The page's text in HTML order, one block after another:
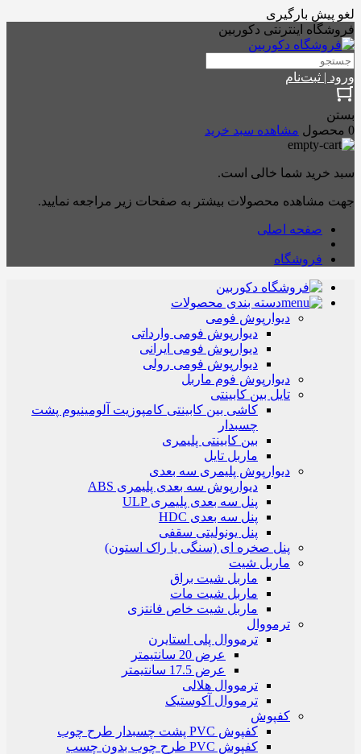
لغو پیش بارگیری
فروشگاه اینترنتی دکوربین
ورود | ثبت‌نام
بستن
0 محصول
مشاهده سبد خرید
سبد خرید شما خالی است.
جهت مشاهده محصولات بیشتر به صفحات زیر مراجعه نمایید.
صفحه اصلی
فروشگاه
دسته بندی محصولات
دیوارپوش فومی
دیوارپوش فومی وارداتی
دیوارپوش فومی ایرانی
دیوارپوش فومی رولی
دیوارپوش فوم ماربل
تایل بین کابینتی
کاشی بین کابینتی کامپوزیت آلومینیوم پشت
چسبدار
بین کابینتی پلیمری
ماربل تایل
دیوارپوش پلیمری سه بعدی
دیوارپوش سه بعدی پلیمری ABS
پنل سه بعدی پلیمری ULP
پنل سه بعدی HDC
پنل یونولیتی سقفی
پنل صخره ای (سنگی یا راک استون)
ماربل شیت
ماربل شیت براق
ماربل شیت مات
ماربل شیت خاص فانتزی
ترمووال
ترمووال پلی استایرن
عرض 20 سانتیمتر
عرض 17.5 سانتیمتر
ترمووال هلالی
ترمووال آکوستیک
کفپوش
کفپوش PVC پشت چسبدار طرح چوب
کفپوش PVC طرح چوب بدون چسب